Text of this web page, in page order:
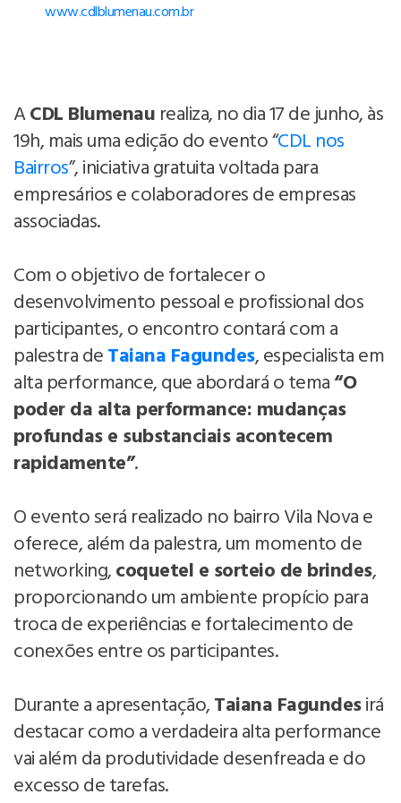
www.cdlblumenau.com.br
ACDL Blumenau realiza, no dia 17 de junho, às
19h, mais uma edição do evento “CDL nos
Bairros”, iniciativa gratuita voltada para
empresários e colaboradores de empresas
associadas.
Com o objetivo de fortalecer o
desenvolvimento pessoal e profissional dos
participantes, o encontro contará com a
palestra deTaiana Fagundes, especialista em
alta performance, que abordará o tema“O
poder da alta performance: mudanças
profundas e substanciais acontecem
rapidamente”.
O evento será realizado no bairro Vila Nova e
oferece, além da palestra, um momento de
networking,coquetel e sorteio de brindes,
proporcionando um ambiente propício para
troca de experiências e fortalecimento de
conexões entre os participantes.
Durante a apresentação,Taiana Fagundesirá
destacar como a verdadeira alta performance
vai além da produtividade desenfreada e do
excesso de tarefas.